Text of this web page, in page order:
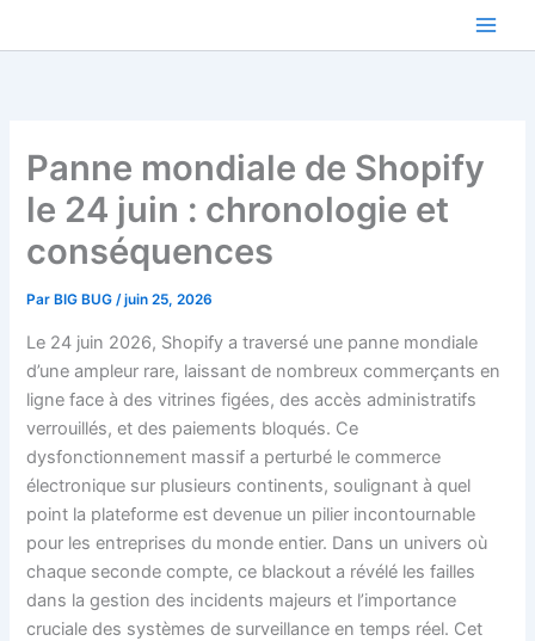
Panne mondiale de Shopify
le 24 juin : chronologie et
conséquences
Par BIG BUG/juin 25, 2026
Le 24 juin 2026, Shopify a traversé une panne mondiale
d’une ampleur rare, laissant de nombreux commerçants en
ligne face à des vitrines figées, des accès administratifs
verrouillés, et des paiements bloqués. Ce
dysfonctionnement massif a perturbé le commerce
électronique sur plusieurs continents, soulignant à quel
point la plateforme est devenue un pilier incontournable
pour les entreprises du monde entier. Dans un univers où
chaque seconde compte, ce blackout a révélé les failles
dans la gestion des incidents majeurs et l’importance
cruciale des systèmes de surveillance en temps réel. Cet